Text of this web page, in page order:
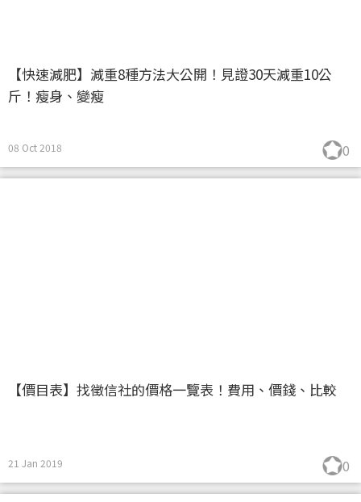
【快速減肥】減重8種方法大公開！見證30天減重10公
斤！瘦身、變瘦
08 Oct 2018 0
【價目表】找徵信社的價格一覽表！費用、價錢、比較
21 Jan 2019 0